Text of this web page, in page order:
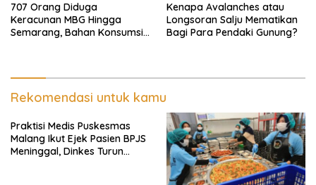
707 Orang Diduga
Keracunan MBG Hingga
Semarang, Bahan Konsumsi
Kenapa Avalanches atau
Longsoran Salju Mematikan
Bagi Para Pendaki Gunung?
Rekomendasi untuk kamu
Praktisi Medis Puskesmas
Malang Ikut Ejek Pasien BPJS
Meninggal, Dinkes Turun